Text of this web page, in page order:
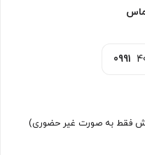
0991
فقط به صورت غیر حضوری)